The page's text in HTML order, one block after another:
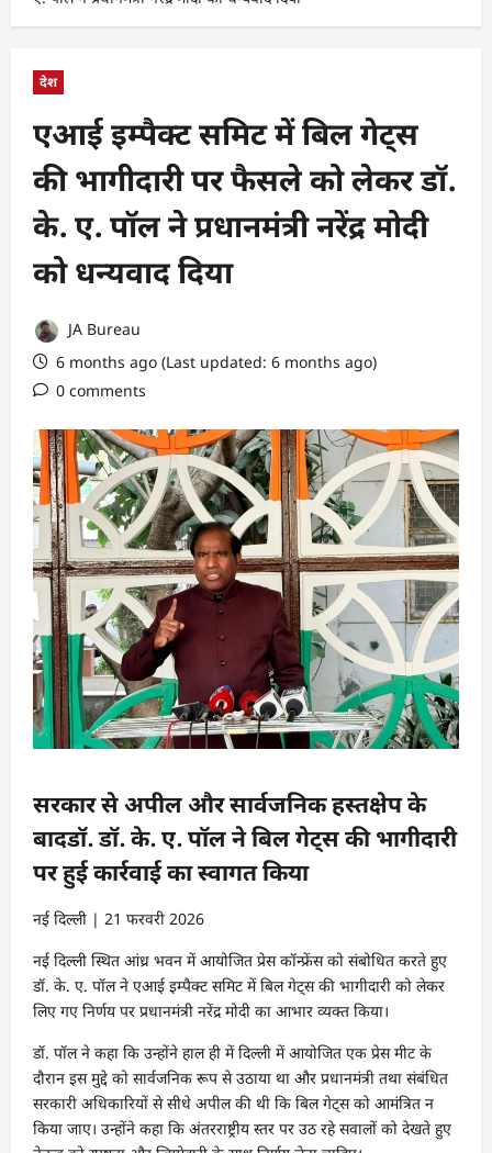
देश
एआई इम्पैक्ट समिट में बिल गेट्स
की भागीदारी पर फैसले को लेकर डॉ.
के. ए. पॉल ने प्रधानमंत्री नरेंद्र मोदी
को धन्यवाद दिया
JA Bureau
6 months ago (Last updated: 6 months ago)
0 comments
सरकार से अपील और सार्वजनिक हस्तक्षेप के
बादडॉ. डॉ. के. ए. पॉल ने बिल गेट्स की भागीदारी
पर हुई कार्रवाई का स्वागत किया
नई दिल्ली | 21 फरवरी 2026
नई दिल्ली स्थित आंध्र भवन में आयोजित प्रेस कॉन्फ्रेंस को संबोधित करते हुए
डॉ. के. ए. पॉल ने एआई इम्पैक्ट समिट में बिल गेट्स की भागीदारी को लेकर
लिए गए निर्णय पर प्रधानमंत्री नरेंद्र मोदी का आभार व्यक्त किया।
डॉ. पॉल ने कहा कि उन्होंने हाल ही में दिल्ली में आयोजित एक प्रेस मीट के
दौरान इस मुद्दे को सार्वजनिक रूप से उठाया था और प्रधानमंत्री तथा संबंधित
सरकारी अधिकारियों से सीधे अपील की थी कि बिल गेट्स को आमंत्रित न
किया जाए। उन्होंने कहा कि अंतरराष्ट्रीय स्तर पर उठ रहे सवालों को देखते हुए